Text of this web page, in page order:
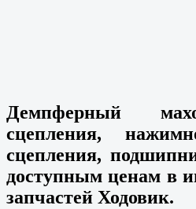
Демпферный
сцепления,
сцепления,
доступным ценам в
запчастей Ходовик.